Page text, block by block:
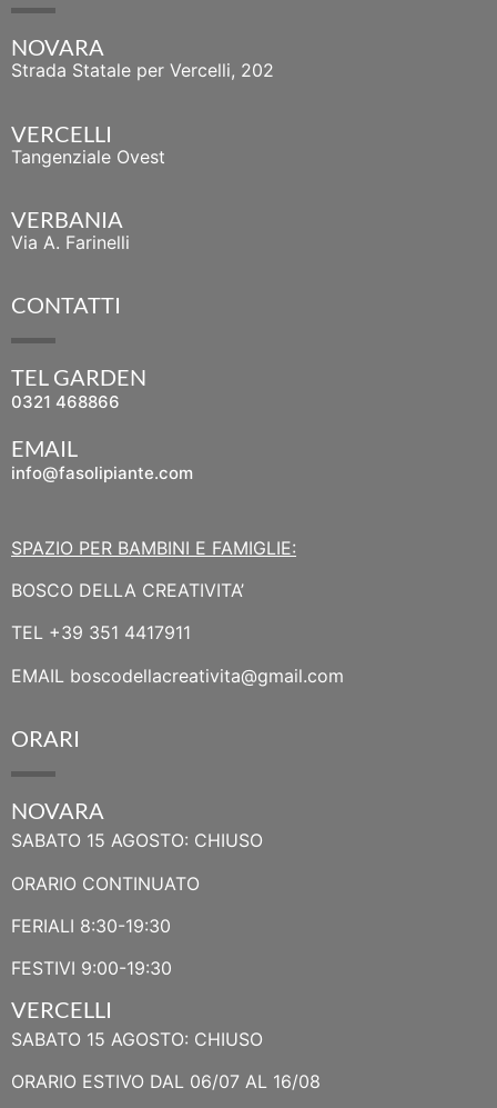
NOVARA
Strada Statale per Vercelli, 202
VERCELLI
Tangenziale Ovest
VERBANIA
Via A. Farinelli
CONTATTI
TEL GARDEN
0321 468866
EMAIL
info@fasolipiante.com
SPAZIO PER BAMBINI E FAMIGLIE:
BOSCO DELLA CREATIVITA’
TEL +39 351 4417911
EMAIL boscodellacreativita@gmail.com
ORARI
NOVARA
SABATO 15 AGOSTO: CHIUSO
ORARIO CONTINUATO
FERIALI 8:30-19:30
FESTIVI 9:00-19:30
VERCELLI
SABATO 15 AGOSTO: CHIUSO
ORARIO ESTIVO DAL 06/07 AL 16/08